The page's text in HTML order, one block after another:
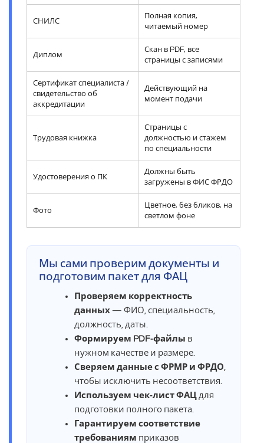
СНИЛС
Полная копия,
читаемый номер
Диплом
Скан в PDF, все
страницы с записями
Сертификат специалиста /
свидетельство об
аккредитации
Действующий на
момент подачи
Трудовая книжка
Страницы с
должностью и стажем
по специальности
Удостоверения о ПК
Должны быть
загружены в ФИС ФРДО
Фото
Цветное, без бликов, на
светлом фоне
Мы сами проверим документы и
подготовим пакет для ФАЦ
Проверяем корректность
данных — ФИО, специальность,
должность, даты.
Формируем PDF‑файлы в
нужном качестве и размере.
Сверяем данные с ФРМР и ФРДО
чтобы исключить несоответствия.
Используем чек‑лист ФАЦ для
подготовки полного пакета.
Гарантируем соответствие
требованиям приказов